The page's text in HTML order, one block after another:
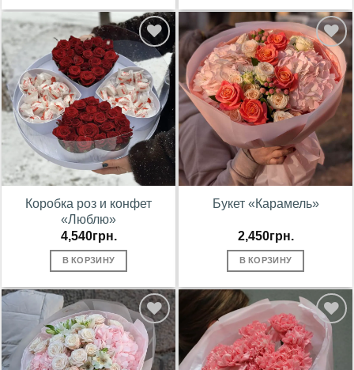
В
избранное
Коробка роз и конфет
«Люблю»
4,540грн.
В КОРЗИНУ
В
избранное
Букет «Карамель»
2,450грн.
В КОРЗИНУ
В
избранное
избранное